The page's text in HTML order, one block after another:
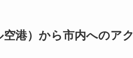
港）から市内へのアク